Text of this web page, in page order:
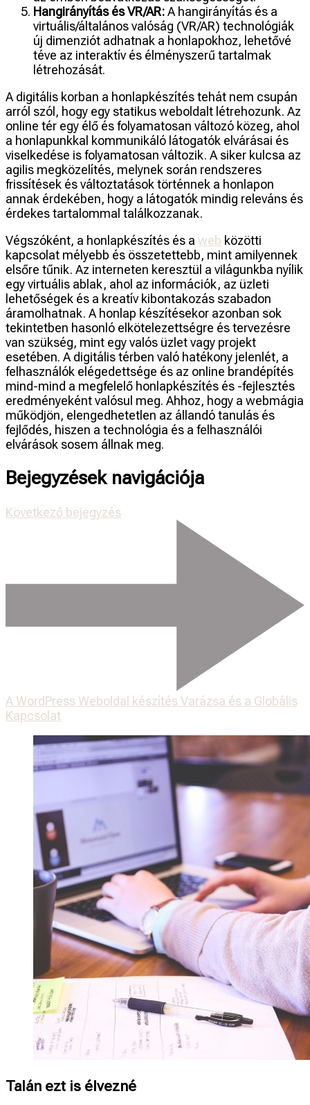
Hangirányítás és VR/AR:A hangirányítás és a
virtuális/általános valóság (VR/AR) technológiák
új dimenziót adhatnak a honlapokhoz, lehetővé
téve az interaktív és élményszerű tartalmak
létrehozását.
A digitális korban a honlapkészítés tehát nem csupán
arról szól, hogy egy statikus weboldalt létrehozunk. Az
online tér egy élő és folyamatosan változó közeg, ahol
a honlapunkkal kommunikáló látogatók elvárásai és
viselkedése is folyamatosan változik. A siker kulcsa az
agilis megközelítés, melynek során rendszeres
frissítések és változtatások történnek a honlapon
annak érdekében, hogy a látogatók mindig releváns és
érdekes tartalommal találkozzanak.
Végszóként, a honlapkészítés és a web közötti
kapcsolat mélyebb és összetettebb, mint amilyennek
elsőre tűnik. Az interneten keresztül a világunkba nyílik
egy virtuális ablak, ahol az információk, az üzleti
lehetőségek és a kreatív kibontakozás szabadon
áramolhatnak. A honlap készítésekor azonban sok
tekintetben hasonló elkötelezettségre és tervezésre
van szükség, mint egy valós üzlet vagy projekt
esetében. A digitális térben való hatékony jelenlét, a
felhasználók elégedettsége és az online brandépítés
mind-mind a megfelelő honlapkészítés és -fejlesztés
eredményeként valósul meg. Ahhoz, hogy a webmágia
működjön, elengedhetetlen az állandó tanulás és
fejlődés, hiszen a technológia és a felhasználói
elvárások sosem állnak meg.
Bejegyzések navigációja
Következő bejegyzés
A WordPress Weboldal készítés Varázsa és a Globális
Kapcsolat
Talán ezt is élvezné